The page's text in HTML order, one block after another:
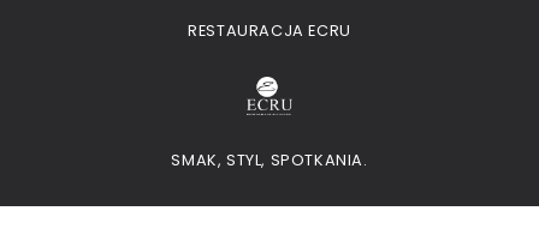
RESTAURACJA ECRU
SMAK, STYL, SPOTKANIA.